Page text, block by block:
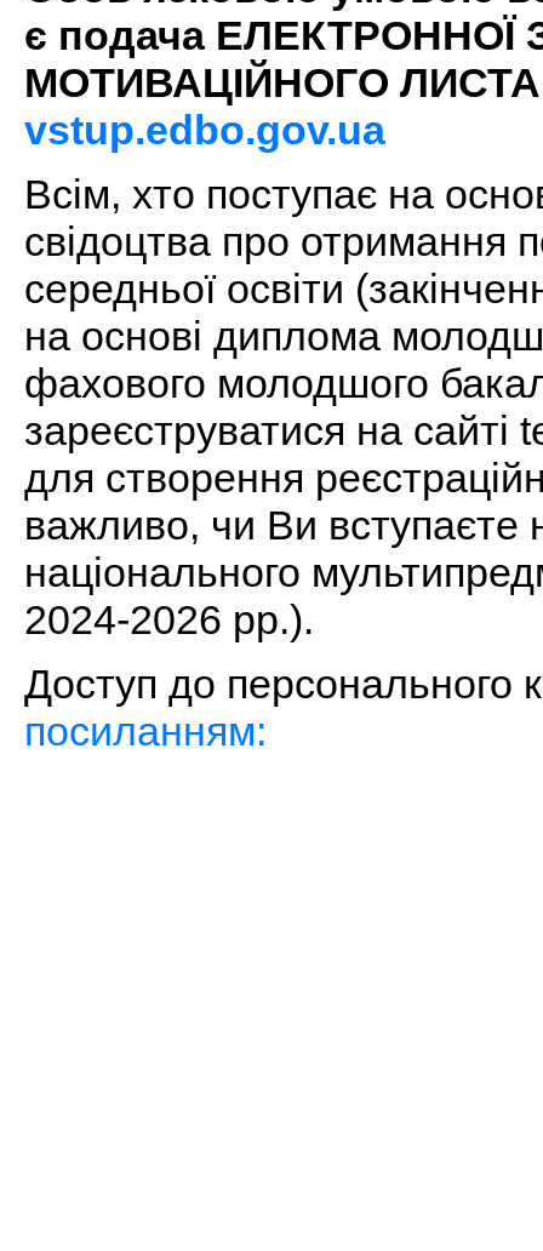
є подача ЕЛЕКТРОННОЇ
МОТИВАЦІЙНОГО ЛИСТА
vstup.edbo.gov.ua
Всім, хто поступає на
свідоцтва про отримання
середньої освіти
на основі диплома
фахового молодшого
зареєструватися на сайті
для створення
важливо, чи Ви вступаєте
національного
2024-2026 рр.).
Доступ до персонального
посиланням: